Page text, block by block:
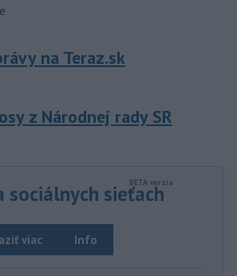
na Teraz.sk
z Národnej rady SR
sociálnych sieťach
Info
viac